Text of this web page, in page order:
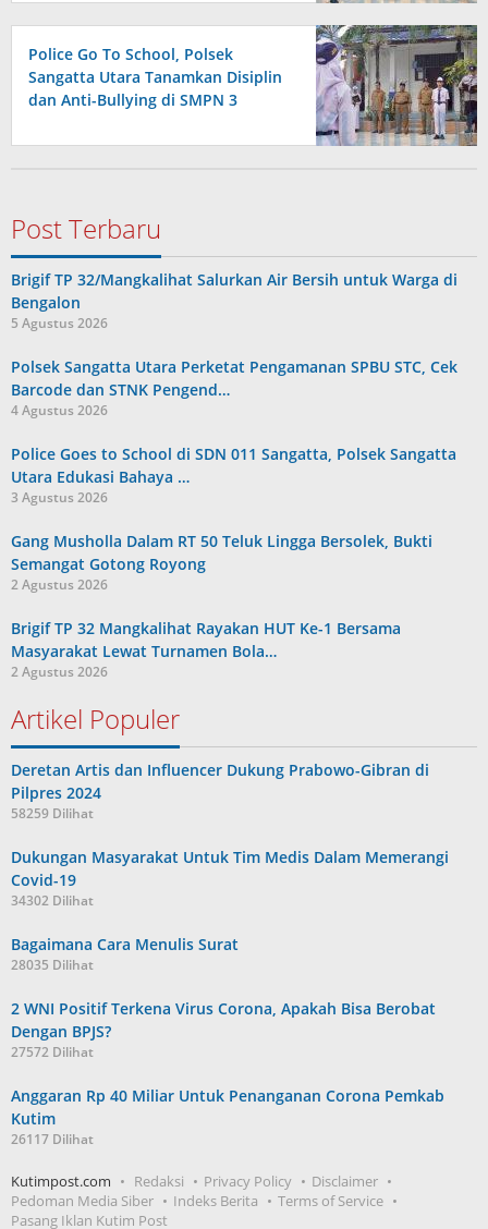
Police Go To School, Polsek
Sangatta Utara Tanamkan Disiplin
dan Anti-Bullying di SMPN 3
Post Terbaru
Brigif TP 32/Mangkalihat Salurkan Air Bersih untuk Warga di
Bengalon
5 Agustus 2026
Polsek Sangatta Utara Perketat Pengamanan SPBU STC, Cek
Barcode dan STNK Pengend…
4 Agustus 2026
Police Goes to School di SDN 011 Sangatta, Polsek Sangatta
Utara Edukasi Bahaya …
3 Agustus 2026
Gang Musholla Dalam RT 50 Teluk Lingga Bersolek, Bukti
Semangat Gotong Royong
2 Agustus 2026
Brigif TP 32 Mangkalihat Rayakan HUT Ke-1 Bersama
Masyarakat Lewat Turnamen Bola…
2 Agustus 2026
Artikel Populer
Deretan Artis dan Influencer Dukung Prabowo-Gibran di
Pilpres 2024
58259 Dilihat
Dukungan Masyarakat Untuk Tim Medis Dalam Memerangi
Covid-19
34302 Dilihat
Bagaimana Cara Menulis Surat
28035 Dilihat
2 WNI Positif Terkena Virus Corona, Apakah Bisa Berobat
Dengan BPJS?
27572 Dilihat
Anggaran Rp 40 Miliar Untuk Penanganan Corona Pemkab
Kutim
26117 Dilihat
Kutimpost.com Redaksi Privacy Policy
Disclaimer
Pedoman Media Siber
Indeks Berita
Terms of Service
Pasang Iklan Kutim Post